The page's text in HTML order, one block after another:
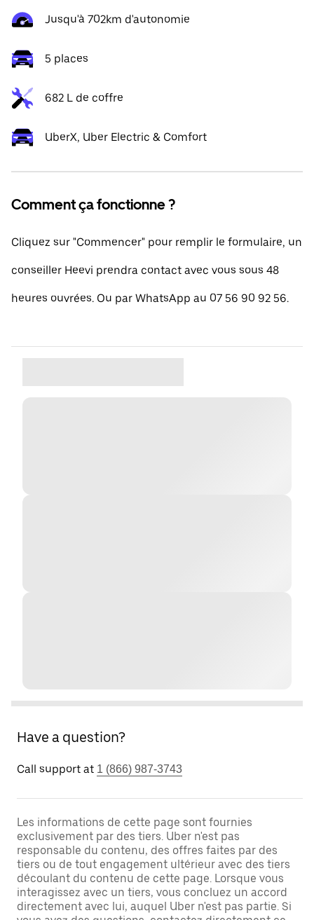
Jusqu'à 702km d'autonomie
5 places
682 L de coffre
UberX, Uber Electric & Comfort
Comment ça fonctionne ?
Cliquez sur "Commencer" pour remplir le formulaire, un
conseiller Heevi prendra contact avec vous sous 48
heures ouvrées. Ou par WhatsApp au 07 56 90 92 56.
Have a question?
Call support at 1 (866) 987-3743
Les informations de cette page sont fournies
exclusivement par des tiers. Uber n'est pas
responsable du contenu, des offres faites par des
tiers ou de tout engagement ultérieur avec des tiers
découlant du contenu de cette page. Lorsque vous
interagissez avec un tiers, vous concluez un accord
directement avec lui, auquel Uber n'est pas partie. Si